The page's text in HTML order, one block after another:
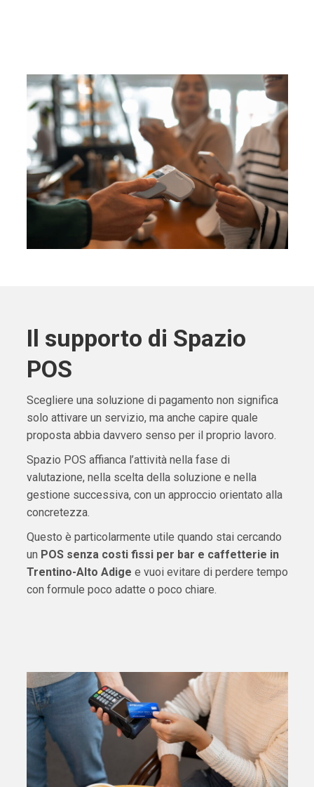
Il supporto di Spazio
POS
Scegliere una soluzione di pagamento non significa
solo attivare un servizio, ma anche capire quale
proposta abbia davvero senso per il proprio lavoro.
Spazio POS affianca l’attività nella fase di
valutazione, nella scelta della soluzione e nella
gestione successiva, con un approccio orientato alla
concretezza.
Questo è particolarmente utile quando stai cercando
un POS senza costi fissi per bar e caffetterie in
Trentino-Alto Adige e vuoi evitare di perdere tempo
con formule poco adatte o poco chiare.